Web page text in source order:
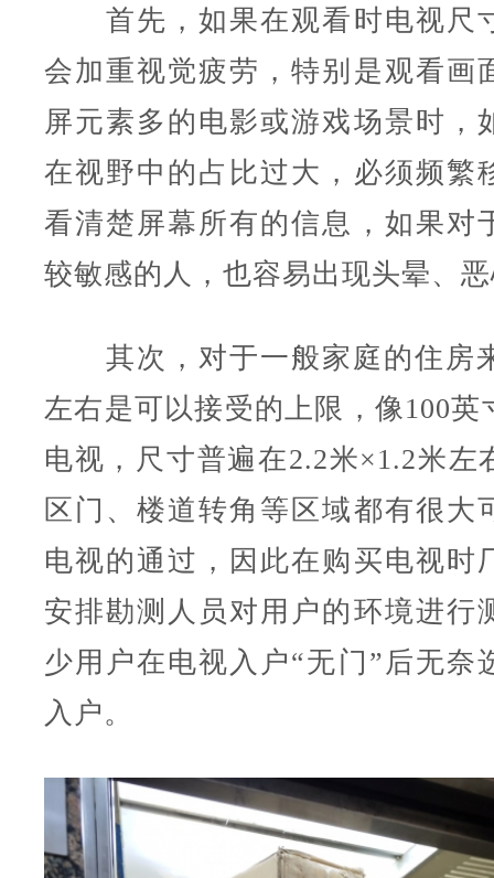
首先，如果在观看时电视尺
会加重视觉疲劳，特别是观看画
屏元素多的电影或游戏场景时，
在视野中的占比过大，必须频繁
看清楚屏幕所有的信息，如果对
较敏感的人，也容易出现头晕、
其次，对于一般家庭的住房
左右是可以接受的上限，像100英
电视，尺寸普遍在2.2米×1.2米左
区门、楼道转角等区域都有很大
电视的通过，因此在购买电视时
安排勘测人员对用户的环境进行
少用户在电视入户“无门”后无奈
入户。